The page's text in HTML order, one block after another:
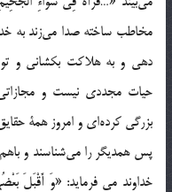
مخاطب ساخته صدا مي‌زند به
دهي و به هلاكت بكشاني و
حيات مجددي نيست و مجازاتي
بزرگي كرده‌اي و امروز همة